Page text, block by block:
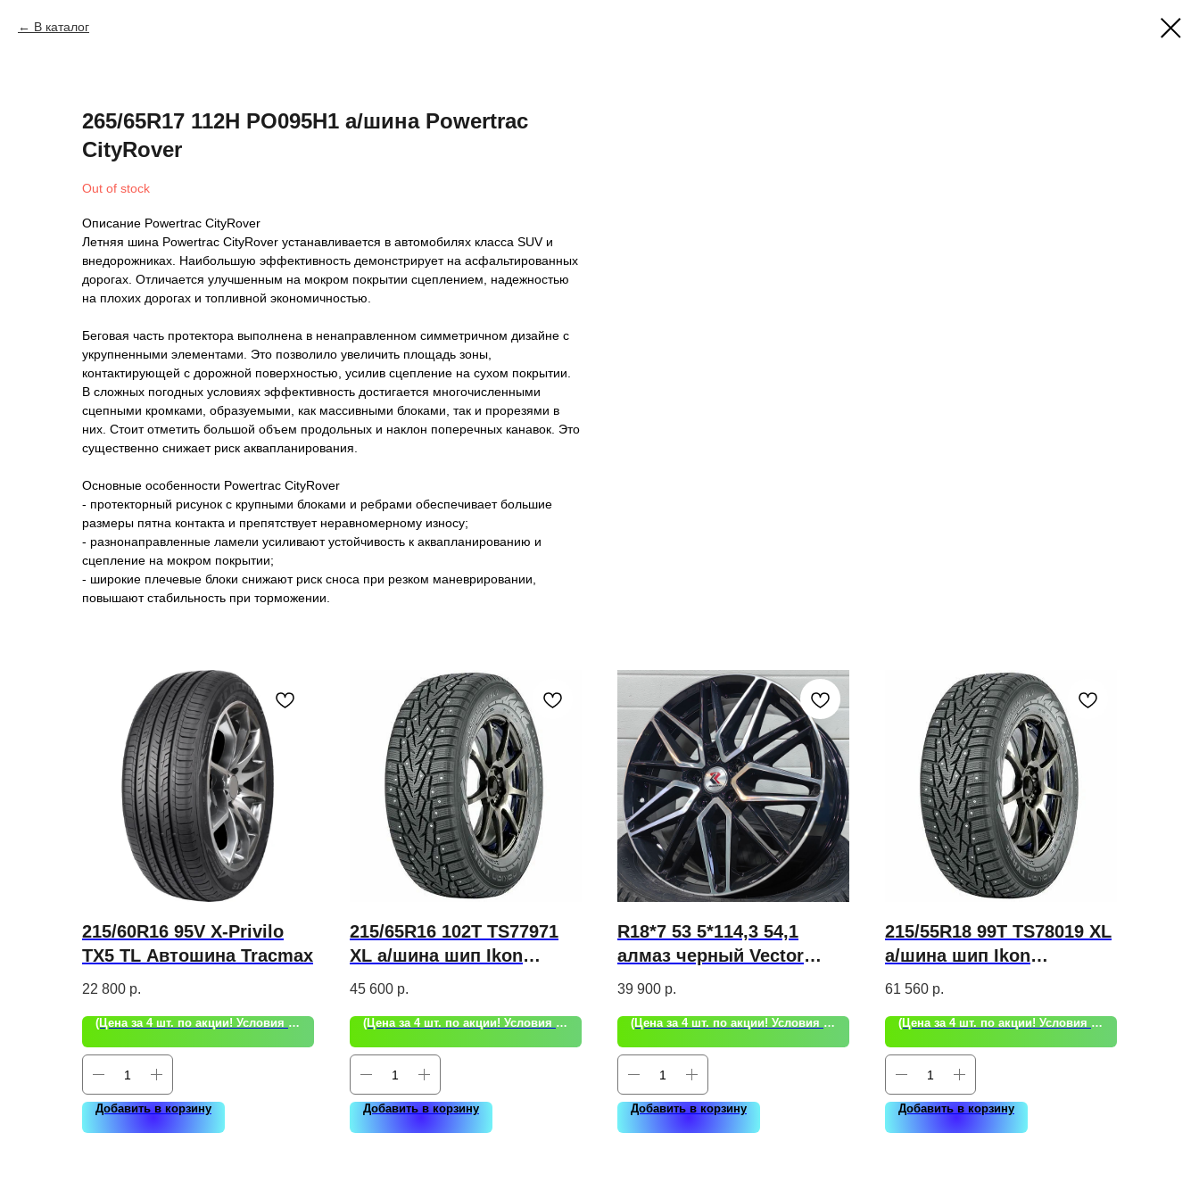
В каталог
265/65R17 112H PO095H1 а/шина Powertrac
CityRover
Out of stock
Описание Powertrac CityRover
Летняя шина Powertrac CityRover устанавливается в автомобилях класса SUV и
внедорожниках. Наибольшую эффективность демонстрирует на асфальтированных
дорогах. Отличается улучшенным на мокром покрытии сцеплением, надежностью
на плохих дорогах и топливной экономичностью.
Беговая часть протектора выполнена в ненаправленном симметричном дизайне с
укрупненными элементами. Это позволило увеличить площадь зоны,
контактирующей с дорожной поверхностью, усилив сцепление на сухом покрытии.
В сложных погодных условиях эффективность достигается многочисленными
сцепными кромками, образуемыми, как массивными блоками, так и прорезями в
них. Стоит отметить большой объем продольных и наклон поперечных канавок. Это
существенно снижает риск аквапланирования.
Основные особенности Powertrac CityRover
- протекторный рисунок с крупными блоками и ребрами обеспечивает большие
размеры пятна контакта и препятствует неравномерному износу;
- разнонаправленные ламели усиливают устойчивость к аквапланированию и
сцепление на мокром покрытии;
- широкие плечевые блоки снижают риск сноса при резком маневрировании,
повышают стабильность при торможении.
215/60R16 95V X-Privilo
TX5 TL Автошина Tracmax
22 800 р.
(Цена за 4 шт. по акции! Условия акции уточняйте!)
Добавить в корзину
215/65R16 102T TS77971
XL а/шина шип Ikon
Character Ice 7 SUV
45 600 р.
(Цена за 4 шт. по акции! Условия акции уточняйте!)
Добавить в корзину
R18*7 53 5*114,3 54,1
алмаз черный Vector
23313AB Диск B233
39 900 р.
(Цена за 4 шт. по акции! Условия акции уточняйте!)
Добавить в корзину
215/55R18 99T TS78019 XL
а/шина шип Ikon
Character Ice 7 SUV
61 560 р.
(Цена за 4 шт. по акции! Условия акции уточняйте!)
Добавить в корзину